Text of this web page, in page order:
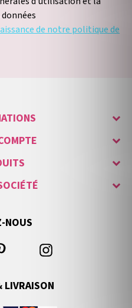
de notre politique de
NOUS
LIVRAISON